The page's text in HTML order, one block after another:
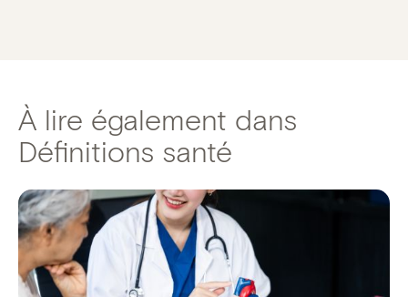
À lire également dans
Définitions santé